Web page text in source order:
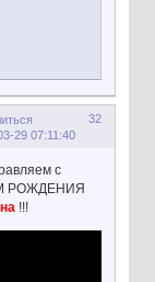
32
29 07:11:40
с
РОЖДЕНИЯ
!!!